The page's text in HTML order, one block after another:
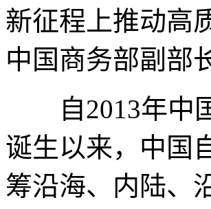
新征程上推动高
中国商务部副部
自2013年中
诞生以来，中国
筹沿海、内陆、